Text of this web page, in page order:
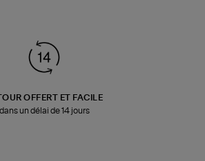
OFFERT ET FACILE
dans un délai de 14 jours